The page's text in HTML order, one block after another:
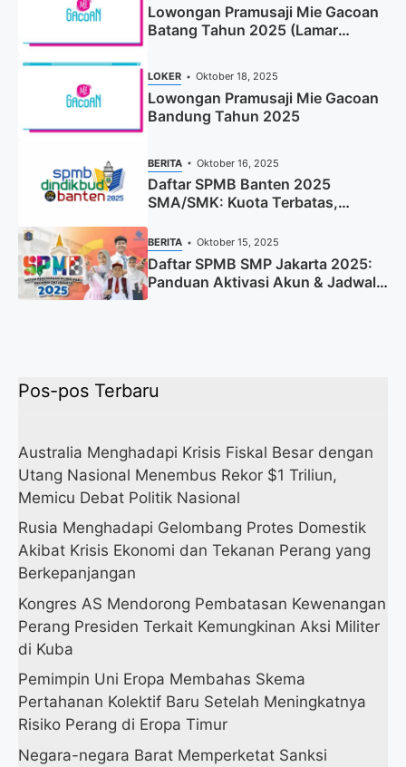
Lowongan Pramusaji Mie Gacoan
Batang Tahun 2025 (Lamar
LOKER Oktober 18, 2025
Lowongan Pramusaji Mie Gacoan
Bandung Tahun 2025
BERITA Oktober 16, 2025
Daftar SPMB Banten 2025
SMA/SMK: Kuota Terbatas,
BERITA Oktober 15, 2025
Daftar SPMB SMP Jakarta 2025:
Panduan Aktivasi Akun & Jadwal
Lengkap
Pos-pos Terbaru
Australia Menghadapi Krisis Fiskal Besar dengan
Utang Nasional Menembus Rekor $1 Triliun,
Memicu Debat Politik Nasional
Rusia Menghadapi Gelombang Protes Domestik
Akibat Krisis Ekonomi dan Tekanan Perang yang
Berkepanjangan
Kongres AS Mendorong Pembatasan Kewenangan
Perang Presiden Terkait Kemungkinan Aksi Militer
di Kuba
Pemimpin Uni Eropa Membahas Skema
Pertahanan Kolektif Baru Setelah Meningkatnya
Risiko Perang di Eropa Timur
Negara-negara Barat Memperketat Sanksi